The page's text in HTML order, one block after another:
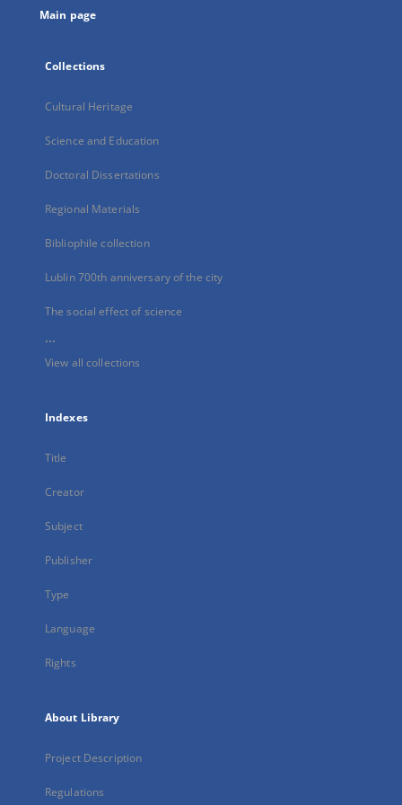
Main page
Collections
Cultural Heritage
Science and Education
Doctoral Dissertations
Regional Materials
Bibliophile collection
Lublin 700th anniversary of the city
The social effect of science
...
View all collections
Indexes
Title
Creator
Subject
Publisher
Type
Language
Rights
About Library
Project Description
Regulations